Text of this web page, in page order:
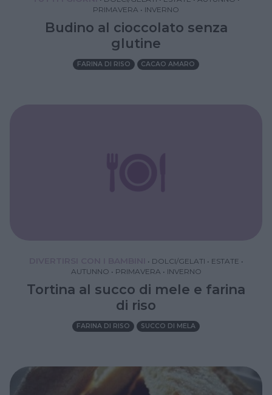
PRIMAVERA • INVERNO
Budino al cioccolato senza
glutine
FARINA DI RISO CACAO AMARO
• DOLCI/GELATI • ESTATE •
AUTUNNO • PRIMAVERA • INVERNO
Tortina al succo di mele e farina
di riso
FARINA DI RISO SUCCO DI MELA